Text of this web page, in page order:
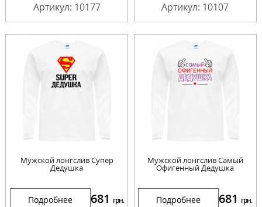
Артикул: 10177 Артикул: 10107
Мужской лонгслив Супер
Дедушка
Подробнее 681 грн.
Мужской лонгслив Самый
Офигенный Дедушка
Подробнее 681 грн.